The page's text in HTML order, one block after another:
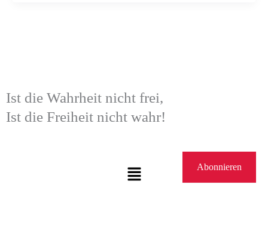
Ist die Wahrheit nicht frei,
Ist die Freiheit nicht wahr!
Menü Abonnieren